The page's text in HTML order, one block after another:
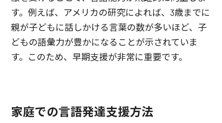
す。例えば、アメリカの研究によれば、3歳までに
親が子どもに話しかける言葉の数が多いほど、子
どもの語彙力が豊かになることが示されていま
す。このため、早期支援が非常に重要です。
家庭での言語発達支援方法